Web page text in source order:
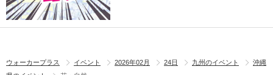
ウォーカープラス イベント 2026年02月 24日 九州のイベント
沖縄